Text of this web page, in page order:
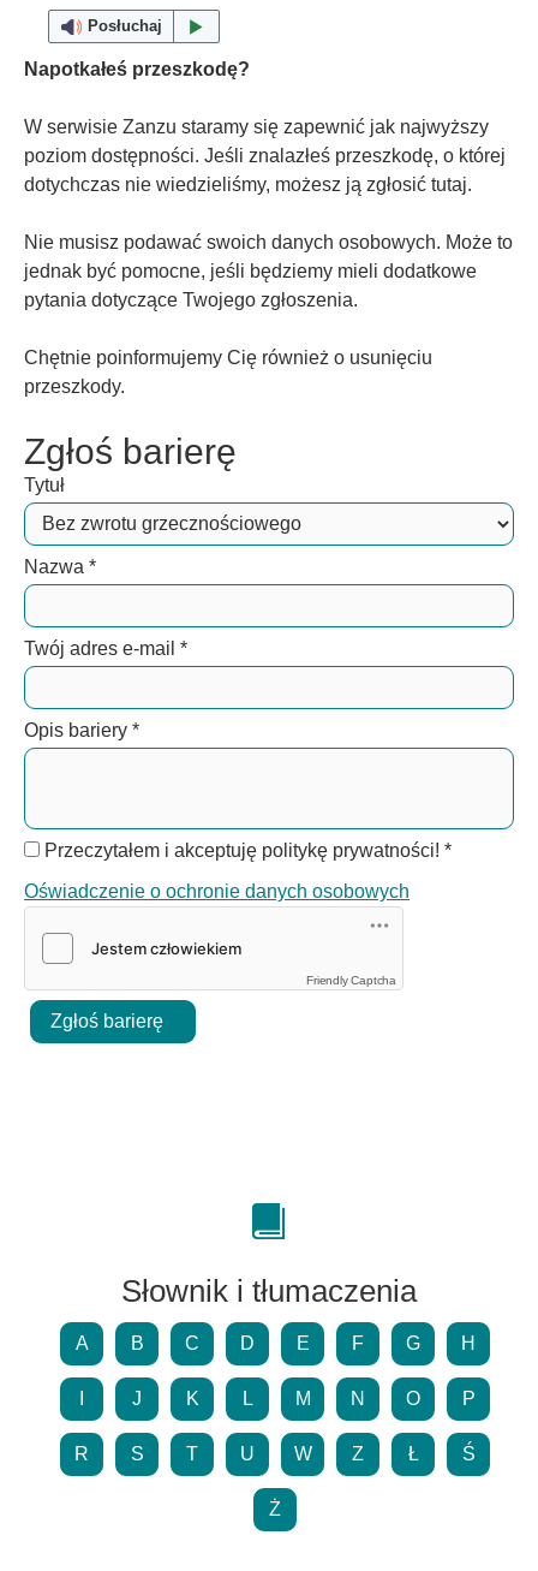
Posłuchaj
Napotkałeś przeszkodę?
W serwisie Zanzu staramy się zapewnić jak najwyższy
poziom dostępności. Jeśli znalazłeś przeszkodę, o której
dotychczas nie wiedzieliśmy, możesz ją zgłosić tutaj.
Nie musisz podawać swoich danych osobowych. Może to
jednak być pomocne, jeśli będziemy mieli dodatkowe
pytania dotyczące Twojego zgłoszenia.
Chętnie poinformujemy Cię również o usunięciu
przeszkody.
Zgłoś barierę
Tytuł
Nazwa *
Twój adres e-mail *
Opis bariery *
Przeczytałem i akceptuję politykę prywatności! *
Oświadczenie o ochronie danych osobowych
Friendly Captcha
Zgłoś barierę
Słownik i tłumaczenia
A B C D E F G H
J K L M N O P
R S T U W Z Ł Ś
Ż